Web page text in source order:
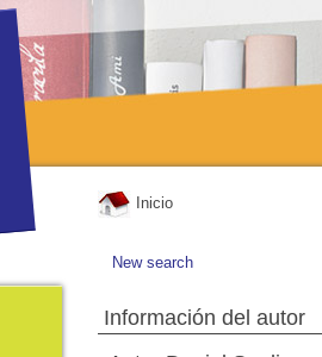
Inicio
New search
Información del autor